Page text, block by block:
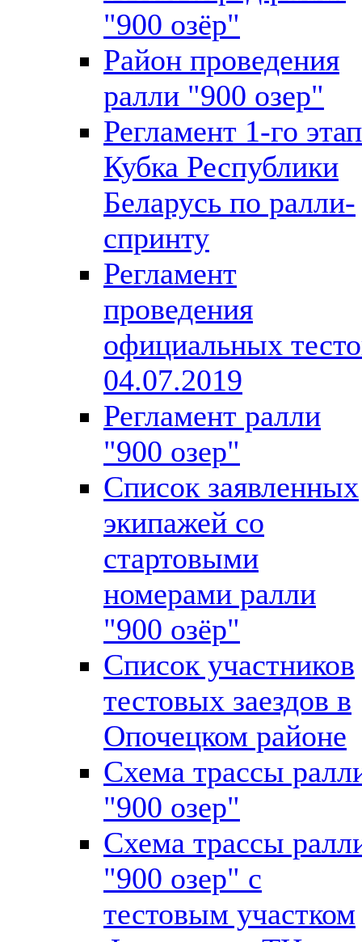
"900 озёр"
Район проведения
ралли "900 озер"
Регламент 1-го этап
Кубка Республики
Беларусь по ралли-
спринту
Регламент
проведения
официальных
04.07.2019
Регламент ралли
"900 озер"
Список заявленных
экипажей со
стартовыми
номерами ралли
"900 озёр"
Список участников
тестовых заездов в
Опочецком районе
Схема трассы
"900 озер"
Схема трассы
"900 озер" с
тестовым участком